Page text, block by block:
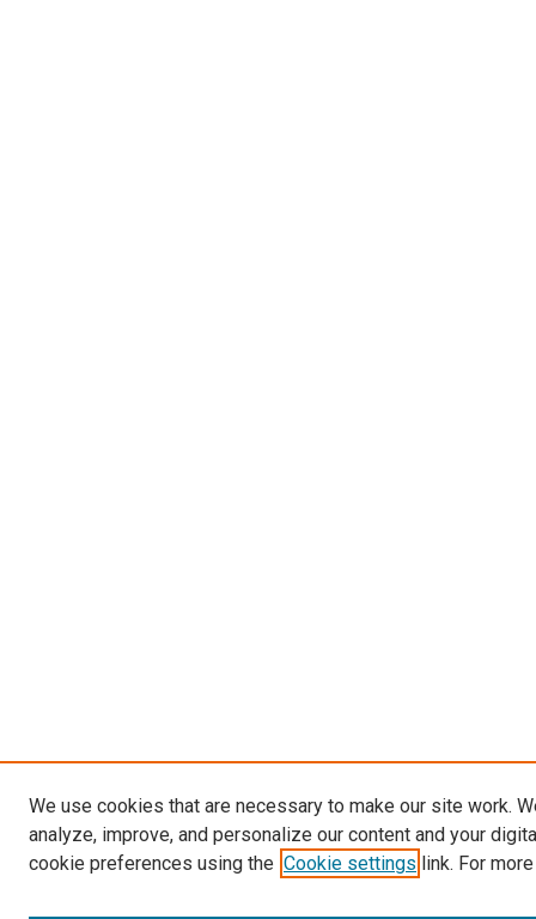
We use cookies that are necessary to make our site work.
analyze, improve, and personalize our content and your
cookie preferences using the Cookie settings link. For